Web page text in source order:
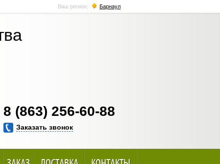
Ваш регион: Барнаул
8 (863) 256-60-88
Заказать звонок